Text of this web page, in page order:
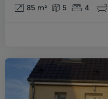
85 m² 5 4